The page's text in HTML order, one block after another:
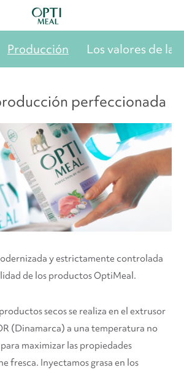
Producción Los valores de la
perfeccionada
y estrictamente controlada
de los productos OptiMeal.
secos se realiza en el extrusor
(Dinamarca) a una temperatura no
maximizar las propiedades
fresca. Inyectamos grasa en los